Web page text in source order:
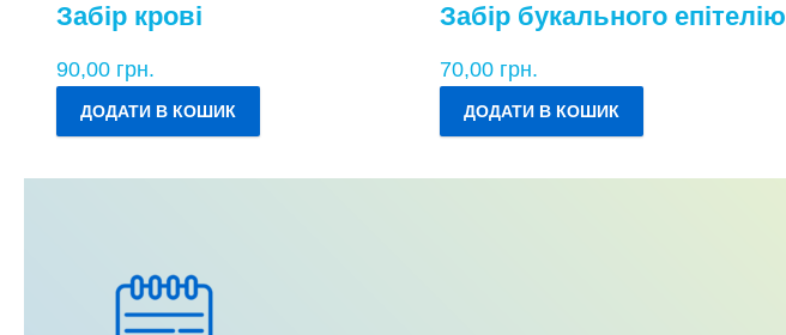
Забір крові
90,00 грн.
ДОДАТИ В КОШИК
Забір букального епітелію
70,00 грн.
ДОДАТИ В КОШИК